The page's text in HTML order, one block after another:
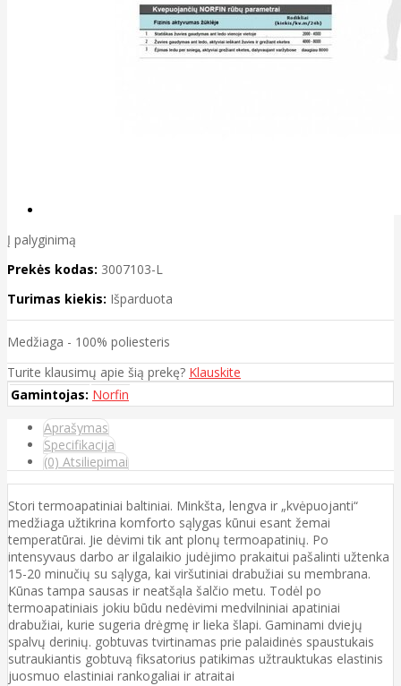
Į palyginimą
Prekės kodas: 3007103-L
Turimas kiekis: Išparduota
Medžiaga - 100% poliesteris
Turite klausimų apie šią prekę? Klauskite
Gamintojas: Norfin
Aprašymas
Specifikacija
(0) Atsiliepimai
Stori termoapatiniai baltiniai. Minkšta, lengva ir „kvėpuojanti“
medžiaga užtikrina komforto sąlygas kūnui esant žemai
temperatūrai. Jie dėvimi tik ant plonų termoapatinių. Po
intensyvaus darbo ar ilgalaikio judėjimo prakaitui pašalinti užtenka
15-20 minučių su sąlyga, kai viršutiniai drabužiai su membrana.
Kūnas tampa sausas ir neatšąla šalčio metu. Todėl po
termoapatiniais jokiu būdu nedėvimi medvilniniai apatiniai
drabužiai, kurie sugeria drėgmę ir lieka šlapi. Gaminami dviejų
spalvų derinių. gobtuvas tvirtinamas prie palaidinės spaustukais
sutraukiantis gobtuvą fiksatorius patikimas užtrauktukas elastinis
juosmuo elastiniai rankogaliai ir atraitai